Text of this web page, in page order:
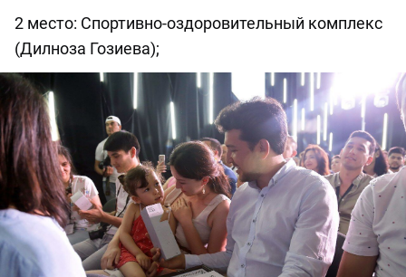
2 место: Спортивно-оздоровительный комплекс
(Дилноза Гозиева);